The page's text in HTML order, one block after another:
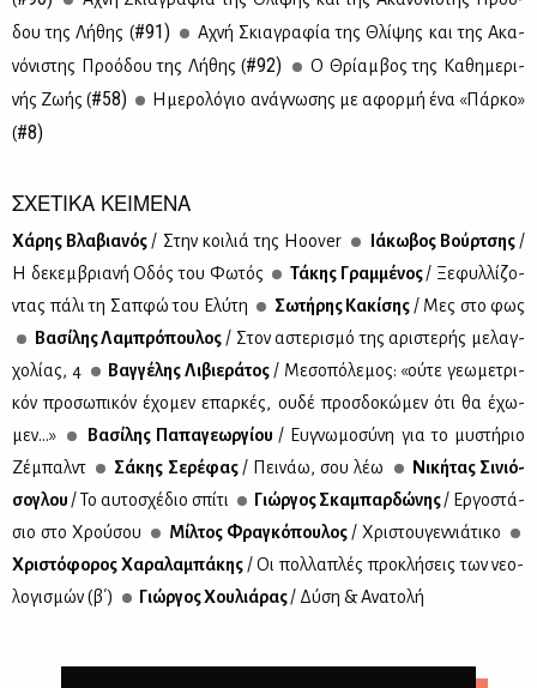
δου της Λή­θης (#91)
Αχνή Σκια­γρα­φία της Θλί­ψης και της Ακα­
νό­νι­στης Προ­ό­δου της Λή­θης (#92)
Ο Θρί­αμ­βος της Κα­θη­με­ρι­
νής Ζω­ής (#58)
Ημε­ρο­λό­γιο ανά­γνω­σης με αφορ­μή ένα «Πάρ­κο»
(#8)
ΣΧΕΤΙΚΑ ΚΕΙΜΕΝΑ
Χά­ρης Βλα­βια­νός / Στην κοι­λιά της Hoover Ιά­κω­βος Βούρ­τσης /
Η δε­κεμ­βρια­νή Οδός του Φω­τός
Τά­κης Γραμ­μέ­νος/ Ξε­φυλ­λί­ζο­
ντας πά­λι τη Σαπ­φώ του Ελύ­τη
Σω­τή­ρης Κα­κί­σης / Μες στο φως
Βα­σί­λης Λα­μπρό­που­λος / Στον αστε­ρι­σμό της αρι­στε­ρής με­λαγ­
χο­λί­ας, 4
Βαγ­γέ­λης Λι­βιε­ρά­τος / Με­σο­πό­λε­μος: «ού­τε γε­ω­με­τρι­
κόν προ­σω­πι­κόν έχο­μεν επαρ­κές, ου­δέ προσ­δο­κώ­μεν ότι θα έχω­
μεν...»
Βα­σί­λης Πα­πα­γε­ωρ­γί­ου / Ευ­γνω­μο­σύ­νη για το μυ­στή­ριο
Ζέ­μπαλντ
Σά­κης Σε­ρέ­φας / Πει­νάω, σου λέω
Νι­κή­τας Σι­νιό­
σο­γλου / Το αυ­το­σχέ­διο σπί­τι Γιώρ­γος Σκα­μπαρ­δώ­νης/ Ερ­γο­στά­
σιο στο Χρού­σου
Μίλ­τος Φρα­γκό­που­λος / Χρι­στου­γεν­νιά­τι­κο
Χρι­στό­φο­ρος Χα­ρα­λα­μπά­κης / Οι πολ­λα­πλές προ­κλή­σεις των νε­ο­
λο­γι­σμών (β΄)
Γιώρ­γος Χου­λιά­ρας/ Δύ­ση & Ανα­το­λή